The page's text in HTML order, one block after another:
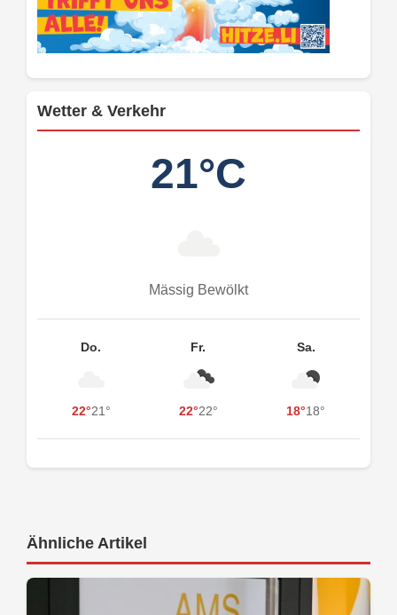
Wetter & Verkehr
21°C
Mässig Bewölkt
Do.
22°21°
Fr.
22°22°
Sa.
18°18°
Ähnliche Artikel